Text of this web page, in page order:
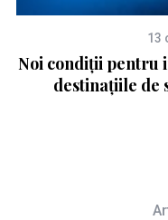
13
Noi condiții pentru
destinațiile de